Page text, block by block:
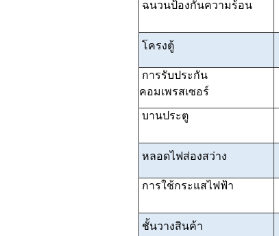
ฉนวนป้องกันความร้อน
โครงตู้
การรับประกัน
คอมเพรสเซอร์
บานประตู
หลอดไฟส่องสว่าง
การใช้กระแสไฟฟ้า
ชั้นวางสินค้า